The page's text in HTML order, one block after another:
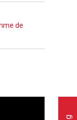
de